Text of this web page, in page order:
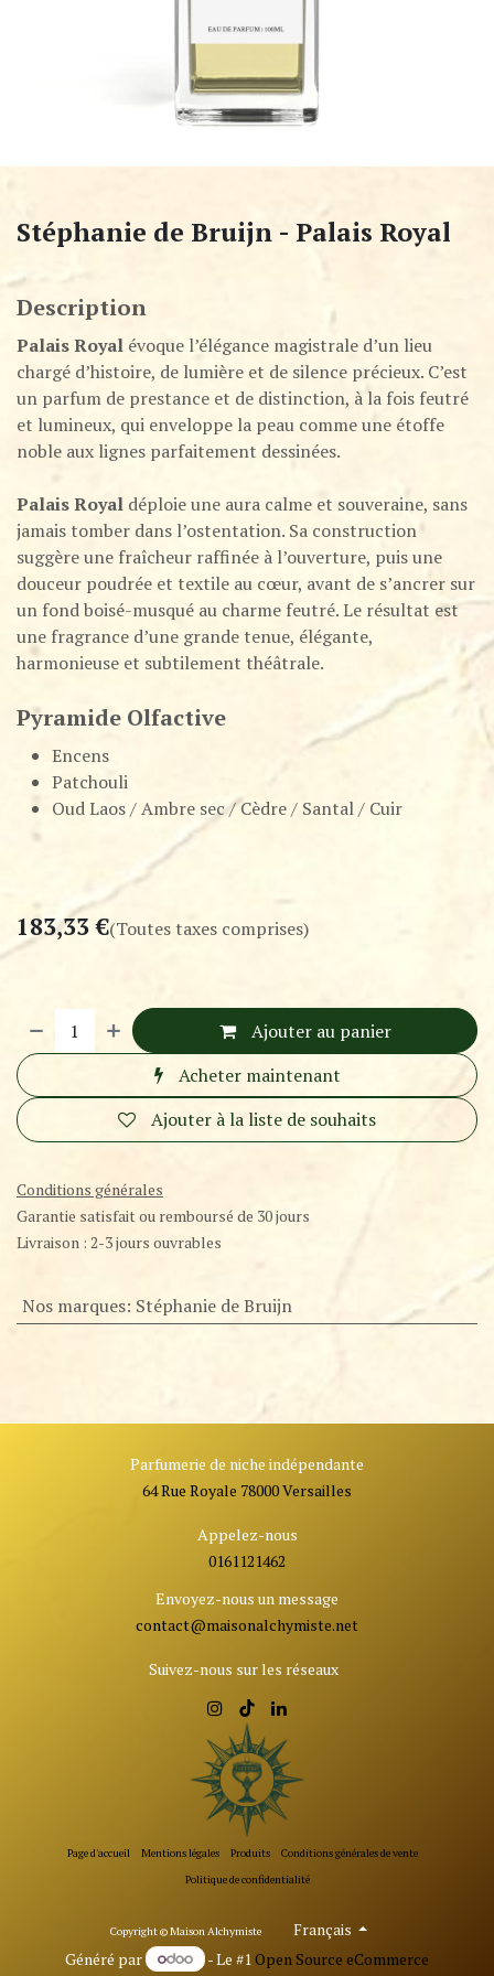
Stéphanie de Bruijn - Palais Royal
Description
Palais Royal évoque l’élégance magistrale d’un lieu
chargé d’histoire, de lumière et de silence précieux. C’est
un parfum de prestance et de distinction, à la fois feutré
et lumineux, qui enveloppe la peau comme une étoffe
noble aux lignes parfaitement dessinées.
Palais Royal déploie une aura calme et souveraine, sans
jamais tomber dans l’ostentation. Sa construction
suggère une fraîcheur raffinée à l’ouverture, puis une
douceur poudrée et textile au cœur, avant de s’ancrer sur
un fond boisé-musqué au charme feutré. Le résultat est
une fragrance d’une grande tenue, élégante,
harmonieuse et subtilement théâtrale.
Pyramide Olfactive
Encens
Patchouli
Oud Laos / Ambre sec / Cèdre / Santal / Cuir
183,33€(Toutes taxes comprises)
Ajouter au panier
Acheter maintenant
Ajouter à la liste de souhaits
Conditions générales
Garantie satisfait ou remboursé de 30 jours
Livraison : 2-3 jours ouvrables
Nos marques: Stéphanie de Bruijn
Parfumerie de niche indépendante
64 Rue Royale 78000 Versailles
Appelez-nous
0161121462
Envoyez-nous un message
contact@maisonalchymiste.net
Suivez-nous sur les réseaux
Page d'accueil Mentions légales Produits
Conditions générales de vente
Politique de confidentialité
Copyrigh​t © Maison Alchymiste
Français
Généré par
- Le #1Open Source eCommerce